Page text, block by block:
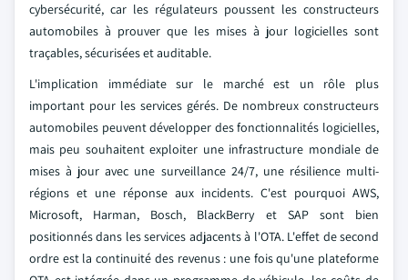
cybersécurité, car les régulateurs poussent les constructeurs
automobiles à prouver que les mises à jour logicielles sont
traçables, sécurisées et auditable.
L'implication immédiate sur le marché est un rôle plus
important pour les services gérés. De nombreux constructeurs
automobiles peuvent développer des fonctionnalités logicielles,
mais peu souhaitent exploiter une infrastructure mondiale de
mises à jour avec une surveillance 24/7, une résilience multi-
régions et une réponse aux incidents. C'est pourquoi AWS,
Microsoft, Harman, Bosch, BlackBerry et SAP sont bien
positionnés dans les services adjacents à l'OTA. L'effet de second
ordre est la continuité des revenus : une fois qu'une plateforme